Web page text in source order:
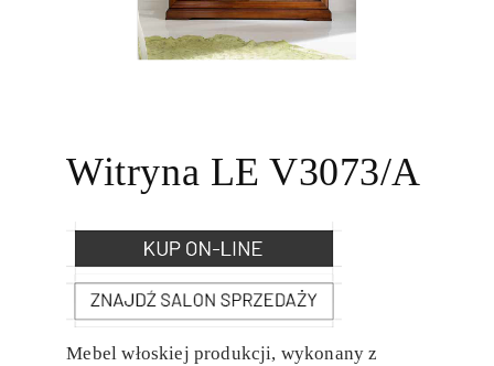
Witryna LE V3073/A
Mebel włoskiej produkcji, wykonany z